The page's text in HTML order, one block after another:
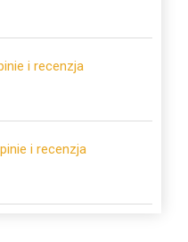
i recenzja
i recenzja